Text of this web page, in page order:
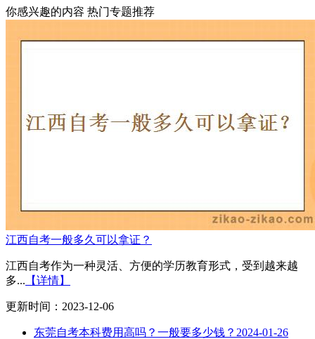
你感兴趣的内容 热门专题推荐
江西自考一般多久可以拿证？
江西自考作为一种灵活、方便的学历教育形式，受到越来越
多... 【详情】
更新时间：2023-12-06
东莞自考本科费用高吗？一般要多少钱？ 2024-01-26